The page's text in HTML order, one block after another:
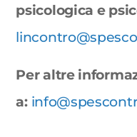
psicologica e
Per altre
a: